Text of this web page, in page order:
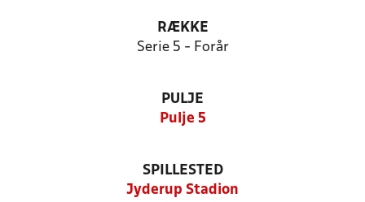
RÆKKE
Serie 5 - Forår
PULJE
Pulje 5
SPILLESTED
Jyderup Stadion